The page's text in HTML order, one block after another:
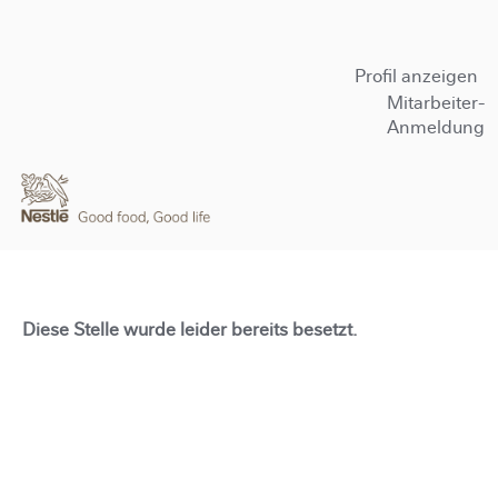
Profil anzeigen
Mitarbeiter-
Anmeldung
Diese Stelle wurde leider bereits besetzt.